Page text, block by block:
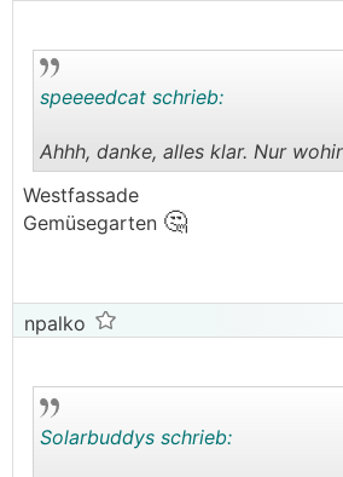
speeeedcat schrieb:
Ahhh, danke, alles klar. Nur
Westfassade
Gemüsegarten 🤔
npalko
Solarbuddys schrieb: